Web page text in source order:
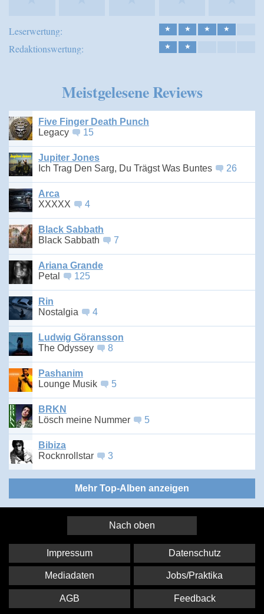
Leserwertung: ★ ★ ★ ★
Redaktionswertung: ★ ★
Meistgelesene Reviews
Five Finger Death Punch
Legacy
15
Jupiter Jones
Ich Trag Den Sarg, Du Trägst Was Buntes
26
Arca
XXXXX
4
Black Sabbath
Black Sabbath
7
Ariana Grande
Petal
125
Rin
Nostalgia
4
Ludwig Göransson
The Odyssey
8
Pashanim
Lounge Musik
5
BRKN
Lösch meine Nummer
5
Bibiza
Rocknrollstar
3
Mehr Top-Alben anzeigen
Nach oben
Impressum Datenschutz
Mediadaten Jobs/Praktika
AGB Feedback